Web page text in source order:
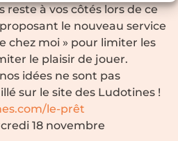
reste à vos côtés lors de ce
le nouveau service
chez moi » pour limiter les
le plaisir de jouer.
idées ne sont pas
sur le site des Ludotines !
le-prêt
18 novembre